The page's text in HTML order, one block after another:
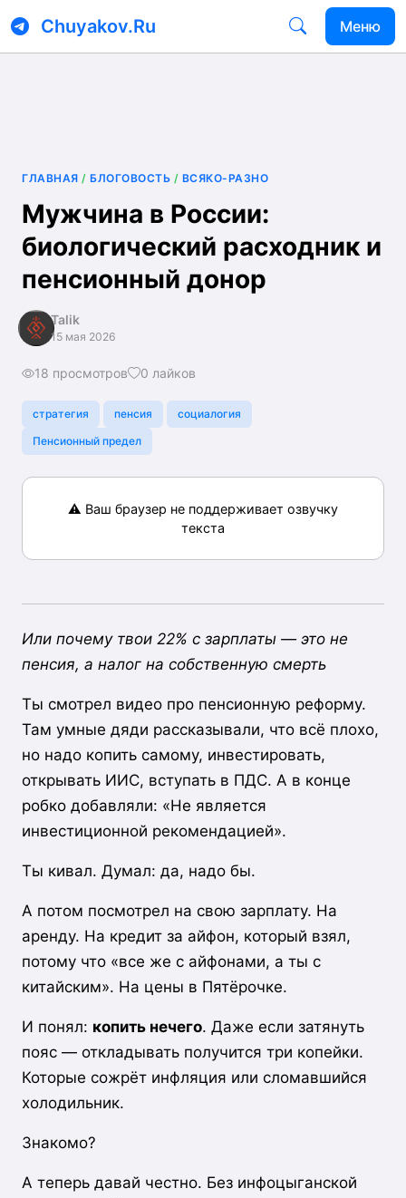
Chuyakov.Ru Меню
ГЛАВНАЯ / БЛОГОВОСТЬ / ВСЯКО-РАЗНО
Мужчина в России:
биологический расходник и
пенсионный донор
Talik
15 мая 2026
18 просмотров 0 лайков
стратегия пенсия социалогия
Пенсионный предел
⚠️ Ваш браузер не поддерживает озвучку
текста
Или почему твои 22% с зарплаты — это не
пенсия, а налог на собственную смерть
Ты смотрел видео про пенсионную реформу.
Там умные дяди рассказывали, что всё плохо,
но надо копить самому, инвестировать,
открывать ИИС, вступать в ПДС. А в конце
робко добавляли: «Не является
инвестиционной рекомендацией».
Ты кивал. Думал: да, надо бы.
А потом посмотрел на свою зарплату. На
аренду. На кредит за айфон, который взял,
потому что «все же с айфонами, а ты с
китайским». На цены в Пятёрочке.
И понял: копить нечего. Даже если затянуть
пояс — откладывать получится три копейки.
Которые сожрёт инфляция или сломавшийся
холодильник.
Знакомо?
А теперь давай честно. Без инфоцыганской